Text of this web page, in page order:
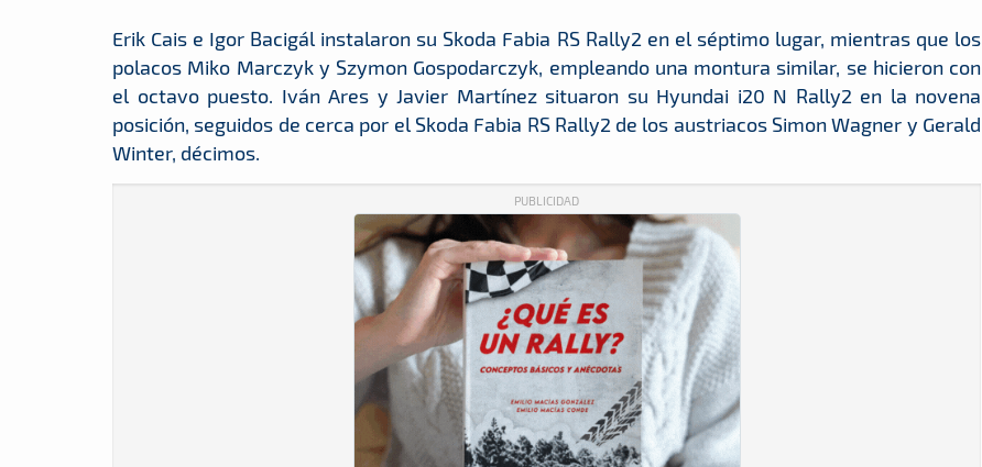
Erik Cais e Igor Bacigál instalaron su Skoda Fabia RS Rally2 en el séptimo lugar, mientras que los
polacos Miko Marczyk y Szymon Gospodarczyk, empleando una montura similar, se hicieron con
el octavo puesto. Iván Ares y Javier Martínez situaron su Hyundai i20 N Rally2 en la novena
posición, seguidos de cerca por el Skoda Fabia RS Rally2 de los austriacos Simon Wagner y Gerald
Winter, décimos.
PUBLICIDAD